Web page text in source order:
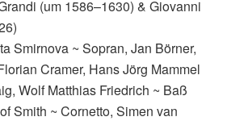
(um 1586–1630) & Giovanni
Smirnova ~ Sopran, Jan Börner,
Cramer, Hans Jörg Mammel
Wolf Matthias Friedrich ~ Baß
Smith ~ Cornetto, Simen van